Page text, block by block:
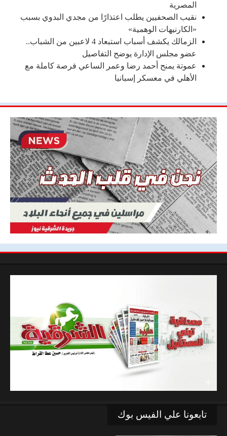
المصرية
نقيب الصحفيين يطلب اعتذارًا من مجدي البدوي بسبب
«الكارنيهات الوهمية»
الزمالك يكشف أسباب استبعاد 4 لاعبين من الشباب..
عضو مجلس الإدارة يوضح التفاصيل
عموتة يمنح أحمد رضا وعمر الساعي فرصة كاملة مع
الأهلي في معسكر إسبانيا
تابعونا علي الفيس بوك